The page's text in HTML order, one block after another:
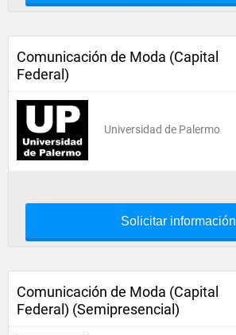
Comunicación de Moda (Capital
Federal)
Universidad de Palermo
Solicitar información
Comunicación de Moda (Capital
Federal) (Semipresencial)